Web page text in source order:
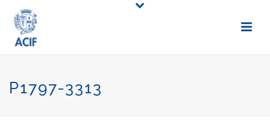
P1797-3313